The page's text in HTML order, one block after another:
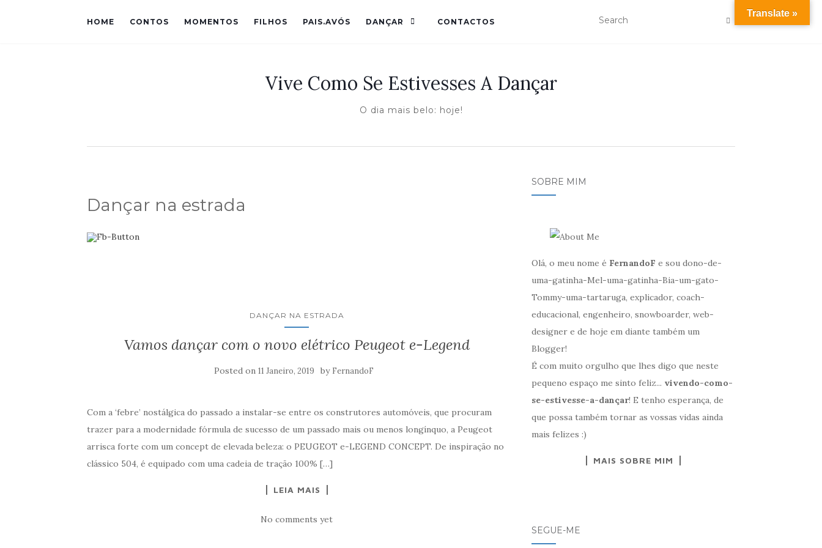
HOME CONTOS MOMENTOS FILHOS PAIS.AVÓS DANÇAR CONTACTOS
Vive Como Se Estivesses A Dançar
O dia mais belo: hoje!
Dançar na estrada
DANÇAR NA ESTRADA
Vamos dançar com o novo elétrico Peugeot e-Legend
Posted on 11 Janeiro, 2019 by FernandoF
Com a ‘febre’ nostálgica do passado a instalar-se entre os construtores automóveis, que procuram
trazer para a modernidade fórmula de sucesso de um passado mais ou menos longínquo, a Peugeot
arrisca forte com um concept de elevada beleza: o PEUGEOT e-LEGEND CONCEPT. De inspiração no
clássico 504, é equipado com uma cadeia de tração 100% […]
LEIA MAIS
No comments yet
SOBRE MIM
Olá, o meu nome é FernandoF e sou dono-de-
uma-gatinha-Mel-uma-gatinha-Bia-um-gato-
Tommy-uma-tartaruga, explicador, coach-
educacional, engenheiro, snowboarder, web-
designer e de hoje em diante também um
Blogger!
É com muito orgulho que lhes digo que neste
pequeno espaço me sinto feliz... vivendo-como-
se-estivesse-a-dançar! E tenho esperança, de
que possa também tornar as vossas vidas ainda
mais felizes :)
MAIS SOBRE MIM
SEGUE-ME
Translate »